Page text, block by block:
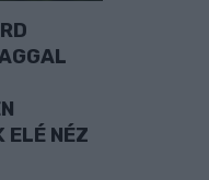
ELÉ NÉZ